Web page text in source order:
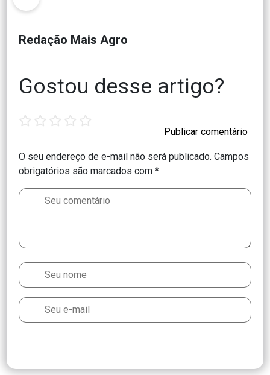
Redação Mais Agro
Gostou desse artigo?
O seu endereço de e-mail não será publicado. Campos
obrigatórios são marcados com*
star stars stars stars stars